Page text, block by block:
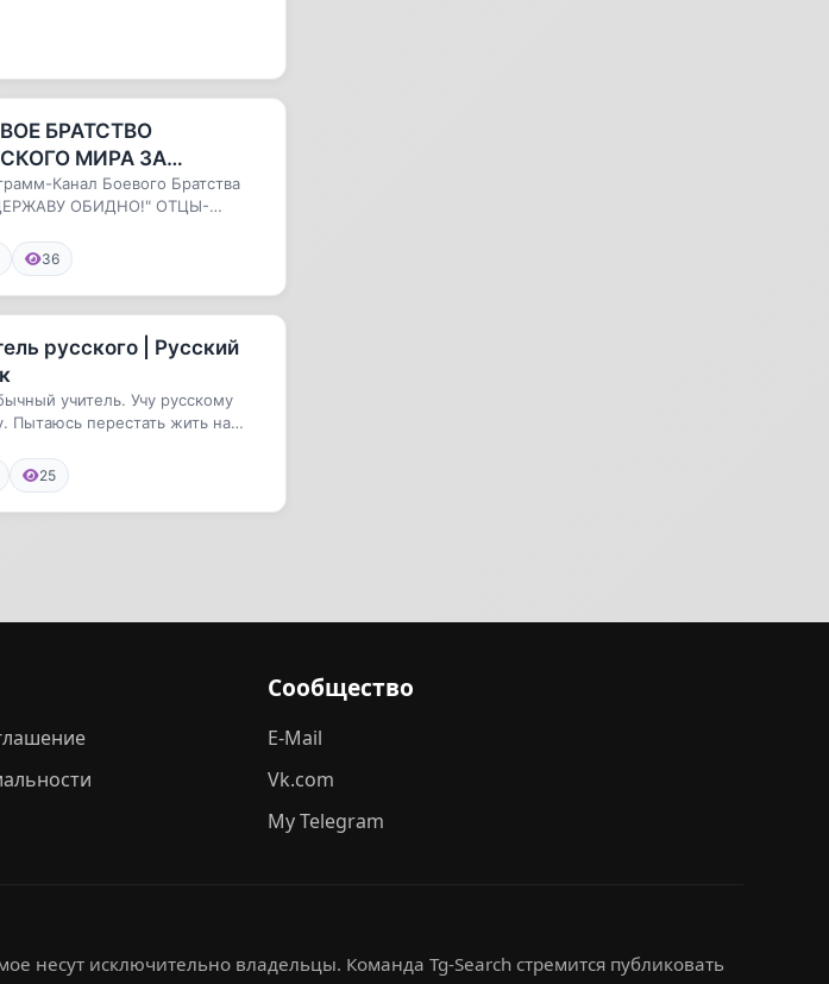
БРАТСТВО
МИРА ЗА
ОБИДНО!
Канал Боевого Братства
ОБИДНО!" ОТЦЫ-
36
русского | Русский
учитель. Учу русскому
Пытаюсь перестать жить на
25
Сообщество
E-Mail
Vk.com
My Telegram
несут исключительно владельцы. Команда Tg-Search стремится публиковать